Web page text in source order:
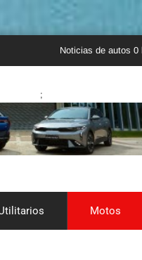
Noticias de autos 0 km en
;
Motos